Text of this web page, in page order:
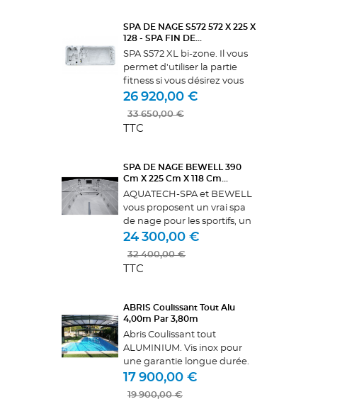
SPA DE NAGE S572 572 X 225 X
128 - SPA FIN DE...
SPA S572 XL bi-zone. Il vous
permet d'utiliser la partie
fitness si vous désirez vous
exercer ou la partie spa
relaxer. Vous avez la
possibilité de nager ou de
26 920,00 €
33 650,00 €
TTC
SPA DE NAGE BEWELL 390
Cm X 225 Cm X 118 Cm...
AQUATECH-SPA et BEWELL
vous proposent un vrai spa
de nage pour les sportifs, un
spa large et profond. Équipé
gros du marché de marque
GECKO. réglables en
24 300,00 €
32 400,00 €
TTC
ABRIS Coulissant Tout Alu
4,00m Par 3,80m
Abris Coulissant tout
ALUMINIUM. Vis inox pour
une garantie longue durée.
Nombreuses options telles
17 900,00 €
19 900,00 €